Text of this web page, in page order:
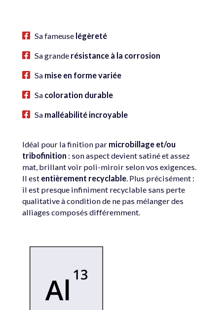
Sa fameuse légèreté
Sa grande résistance à la corrosion
Sa mise en forme variée
Sa coloration durable
Sa malléabilité incroyable
Idéal pour la finition par microbillage et/ou
tribofinition : son aspect devient satiné et assez
mat, brillant voir poli-miroir selon vos exigences.
Il est entièrement recyclable. Plus précisément :
il est presque infiniment recyclable sans perte
qualitative à condition de ne pas mélanger des
alliages composés différemment.